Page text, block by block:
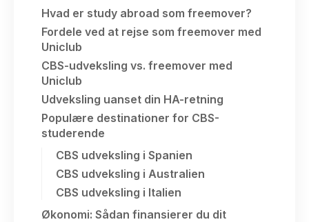
Hvad er study abroad som freemover?
Fordele ved at rejse som freemover med
Uniclub
CBS-udveksling vs. freemover med
Uniclub
Udveksling uanset din HA-retning
Populære destinationer for CBS-
studerende
CBS udveksling i Spanien
CBS udveksling i Australien
CBS udveksling i Italien
Økonomi: Sådan finansierer du dit